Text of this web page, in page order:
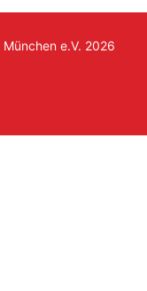
e.V. 2026